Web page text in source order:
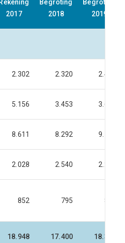
Rekening
2017
Begroting
2018
Begroting
2019
2.302 2.320 2.471
5.156 3.453 3.614
8.611 8.292 9.162
2.028 2.540 2.236
852 795 891
18.948 17.400 18.374